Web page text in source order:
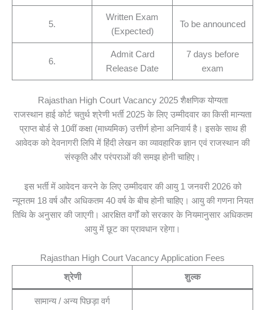
5.
Written Exam
(Expected)
To be announced
6.
Admit Card
Release Date
7 days before
exam
Rajasthan High Court Vacancy 2025 शैक्षणिक योग्यता
राजस्थान हाई कोर्ट चतुर्थ श्रेणी भर्ती 2025 के लिए उम्मीदवार का किसी मान्यता
प्राप्त बोर्ड से 10वीं कक्षा (माध्यमिक) उत्तीर्ण होना अनिवार्य है। इसके साथ ही
आवेदक को देवनागरी लिपि में हिंदी लेखन का व्यावहारिक ज्ञान एवं राजस्थान की
संस्कृति और परंपराओं की समझ होनी चाहिए।
इस भर्ती में आवेदन करने के लिए उम्मीदवार की आयु 1 जनवरी 2026 को
न्यूनतम 18 वर्ष और अधिकतम 40 वर्ष के बीच होनी चाहिए। आयु की गणना नियत
तिथि के अनुसार की जाएगी। आरक्षित वर्गों को सरकार के नियमानुसार अधिकतम
आयु में छूट का प्रावधान रहेगा।
Rajasthan High Court Vacancy Application Fees
श्रेणी
शुल्क
सामान्य / अन्य पिछड़ा वर्ग